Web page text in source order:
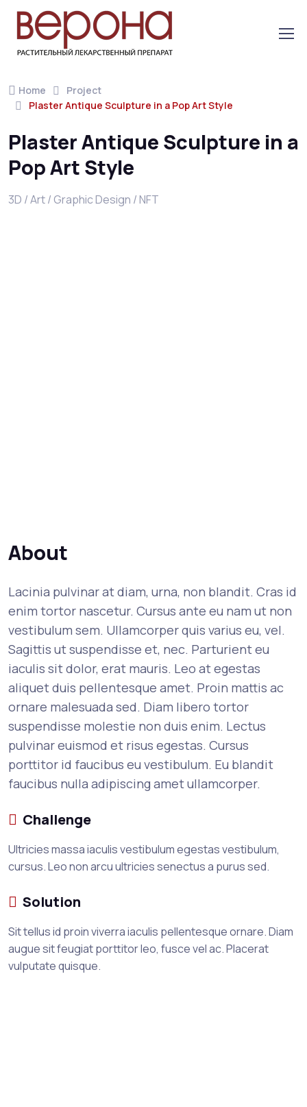
Home
Project
Plaster Antique Sculpture in a Pop Art Style
Plaster Antique Sculpture in a
Pop Art Style
3D / Art / Graphic Design / NFT
About
Lacinia pulvinar at diam, urna, non blandit. Cras id
enim tortor nascetur. Cursus ante eu nam ut non
vestibulum sem. Ullamcorper quis varius eu, vel.
Sagittis ut suspendisse et, nec. Parturient eu
iaculis sit dolor, erat mauris. Leo at egestas
aliquet duis pellentesque amet. Proin mattis ac
ornare malesuada sed. Diam libero tortor
suspendisse molestie non duis enim. Lectus
pulvinar euismod et risus egestas. Cursus
porttitor id faucibus eu vestibulum. Eu blandit
faucibus nulla adipiscing amet ullamcorper.
Challenge
Ultricies massa iaculis vestibulum egestas vestibulum,
cursus. Leo non arcu ultricies senectus a purus sed.
Solution
Sit tellus id proin viverra iaculis pellentesque ornare. Diam
augue sit feugiat porttitor leo, fusce vel ac. Placerat
vulputate quisque.